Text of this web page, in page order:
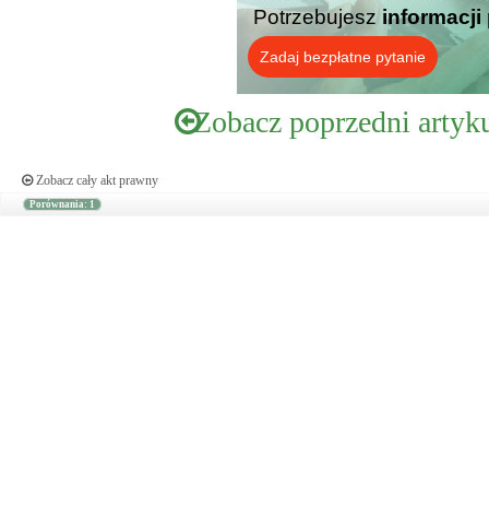
Potrzebujesz informacji
Zadaj bezpłatne pytanie
Zobacz poprzedni
Zobacz cały akt prawny
Porównania: 1